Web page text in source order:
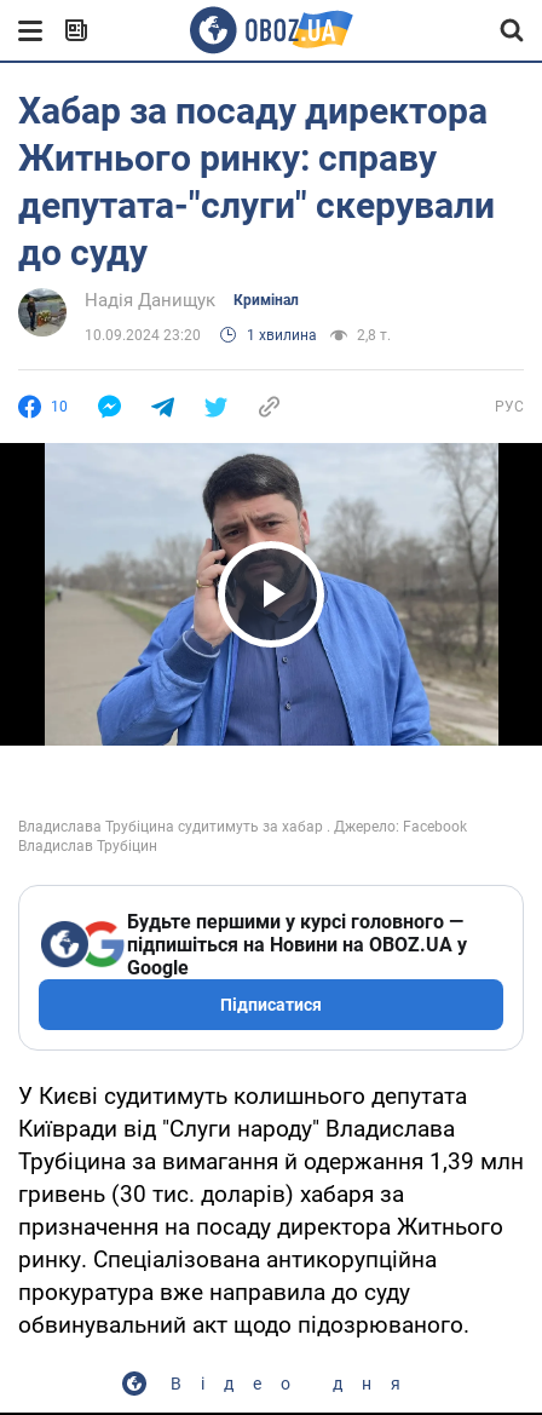
Хабар за посаду директора
Житнього ринку: справу
депутата-"слуги" скерували
до суду
Надія Данищук Кримінал
10.09.2024 23:20 1 хвилина 2,8 т.
10 РУС
Play Video
Будьте першими у курсі головного —
підпишіться на Новини на OBOZ.UA у
Google
Підписатися
У Києві судитимуть колишнього депутата
Київради від "Слуги народу" Владислава
Трубіцина за вимагання й одержання 1,39 млн
гривень (30 тис. доларів) хабаря за
призначення на посаду директора Житнього
ринку. Спеціалізована антикорупційна
прокуратура вже направила до суду
обвинувальний акт щодо підозрюваного.
Відео дня